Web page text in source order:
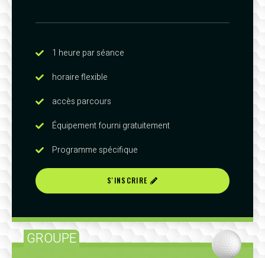
1 heure par séance
horaire flexible
accès parcours
Équipement fourni gratuitement
Programme spécifique
S'INSCRIRE
GROUPE